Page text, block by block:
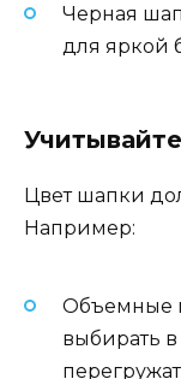
Черная
для яркой
Цвет шапки
Например:
Объемные
выбирать в